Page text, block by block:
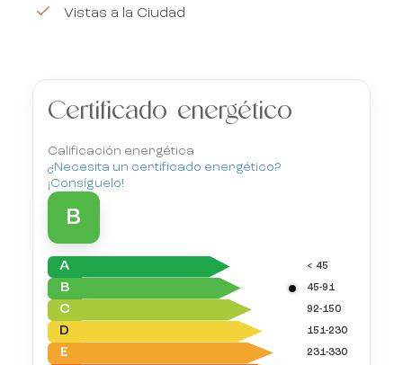
Vistas a la Ciudad
Certificado energético
Calificación energética
¿Necesita un certificado energético?
¡Consíguelo!
B
A < 45
B 45-91
C 92-150
D 151-230
E 231-330